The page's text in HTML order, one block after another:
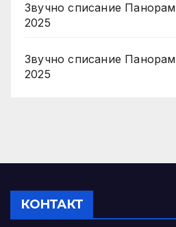
Звучно списание
2025
Звучно списание
2025
КОНТАКТ